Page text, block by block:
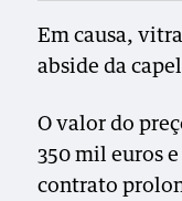
Em causa,
abside da
O valor do
350 mil euros
contrato